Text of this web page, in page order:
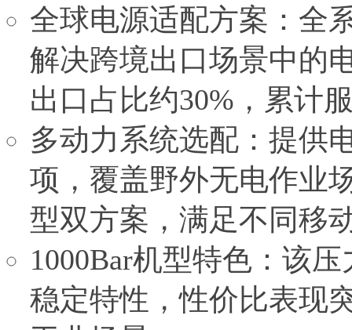
全球电源适配方案：全
解决跨境出口场景中的
出口占比约30%，累计
多动力系统选配：提供
项，覆盖野外无电作业
型双方案，满足不同移
1000Bar机型特色：该
稳定特性，性价比表现